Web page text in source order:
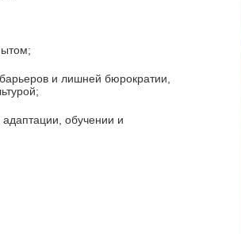
и лишней бюрократии,
обучении и